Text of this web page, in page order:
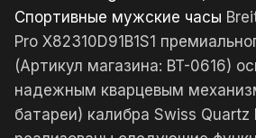
Спортивные мужские часы
Pro X82310D91B1S1
(Артикул магазина: BT-0616)
надежным кварцевым
батареи) калибра Swiss Quartz